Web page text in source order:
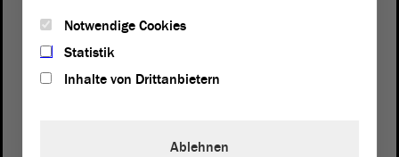
Notwendige Cookies
Statistik
Inhalte von Drittanbietern
Ablehnen